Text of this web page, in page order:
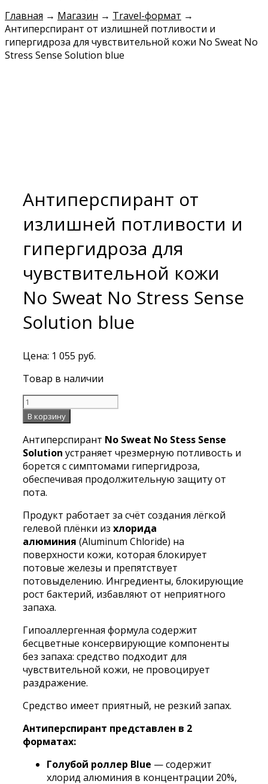
Главная → Магазин → Travel-формат →
Антиперспирант от излишней потливости и
гипергидроза для чувствительной кожи No Sweat No
Stress Sense Solution blue
Антиперспирант от
излишней потливости и
гипергидроза для
чувствительной кожи
No Sweat No Stress Sense
Solution blue
Цена: 1 055 руб.
Товар в наличии
Количество
Антиперспирант
от
излишней
потливости
и
гипергидроза
для
кожи
No
Sweat
No
Stress
Sense
Solution
blue
В корзину
Антиперспирант No Sweat No Stess Sense
Solution устраняет чрезмерную потливость и
борется с симптомами гипергидроза,
обеспечивая продолжительную защиту от
пота.
Продукт работает за счёт создания лёгкой
гелевой плёнки из хлорида
алюминия (Aluminum Chloride) на
поверхности кожи, которая блокирует
потовые железы и препятствует
потовыделению. Ингредиенты, блокирующие
рост бактерий, избавляют от неприятного
запаха.
Гипоаллергенная формула содержит
бесцветные консервирующие компоненты
без запаха: средство подходит для
чувствительной кожи, не провоцирует
раздражение.
Средство имеет приятный, не резкий запах.
Антиперспирант представлен в 2
форматах:
Голубой роллер Blue — содержит
хлорид алюминия в концентрации 20%,